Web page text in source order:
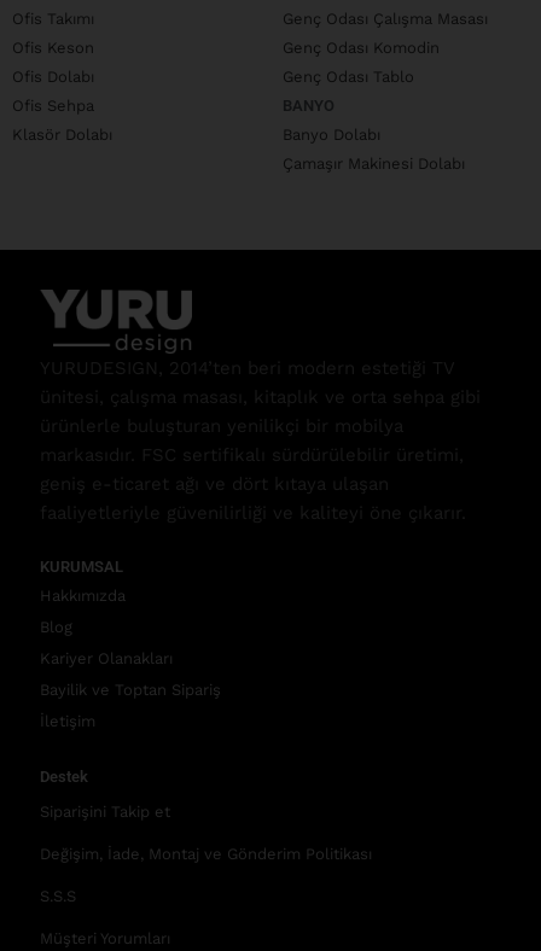
Ofis Takımı
Ofis Keson
Ofis Dolabı
Ofis Sehpa
Klasör Dolabı
Genç Odası Çalışma Masası
Genç Odası Komodin
Genç Odası Tablo
BANYO
Banyo Dolabı
Çamaşır Makinesi Dolabı
YURUDESIGN, 2014’ten beri modern estetiği TV
ünitesi, çalışma masası, kitaplık ve orta sehpa gibi
ürünlerle buluşturan yenilikçi bir mobilya
markasıdır. FSC sertifikalı sürdürülebilir üretimi,
geniş e-ticaret ağı ve dört kıtaya ulaşan
faaliyetleriyle güvenilirliği ve kaliteyi öne çıkarır.
KURUMSAL
Hakkımızda
Blog
Kariyer Olanakları
Bayilik ve Toptan Sipariş
İletişim
Destek
Siparişini Takip et
Değişim, İade, Montaj ve Gönderim Politikası
S.S.S
Müşteri Yorumları